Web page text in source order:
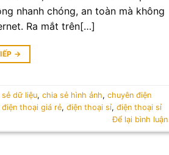
nhanh chóng, an toàn mà không
Ra mắt trên[…]
→
sẻ dữ liệu,chia sẻ hình ảnh,chuyên điện
điện thoại giá rẻ,điện thoại sỉ,điện thoại sỉ
Để lại bình luận